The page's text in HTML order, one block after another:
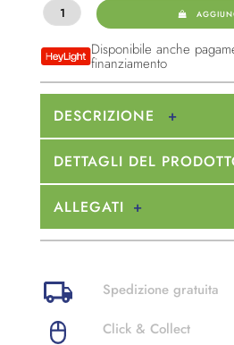
Disponibile anche
finanziamento
DESCRIZIONE
DETTAGLI DEL
ALLEGATI
Spedizione gratuita
Click & Collect